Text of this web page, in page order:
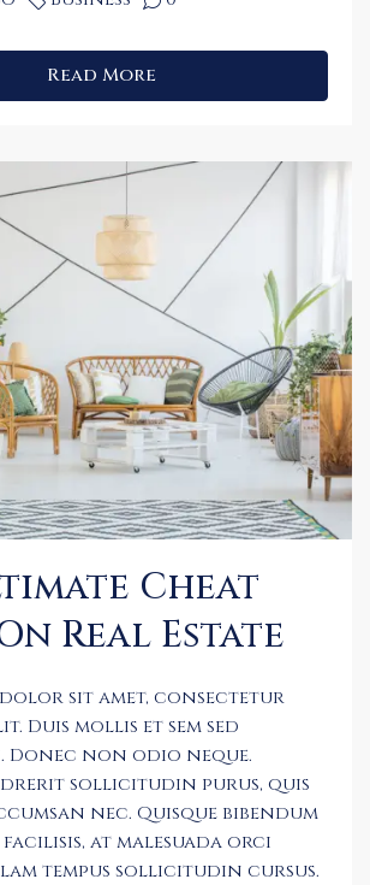
Read More
Cheat
Real Estate
dolor sit amet, consectetur
Duis mollis et sem sed
non odio neque.
sollicitudin purus, quis
nec. Quisque bibendum
at malesuada orci
tempus sollicitudin cursus.